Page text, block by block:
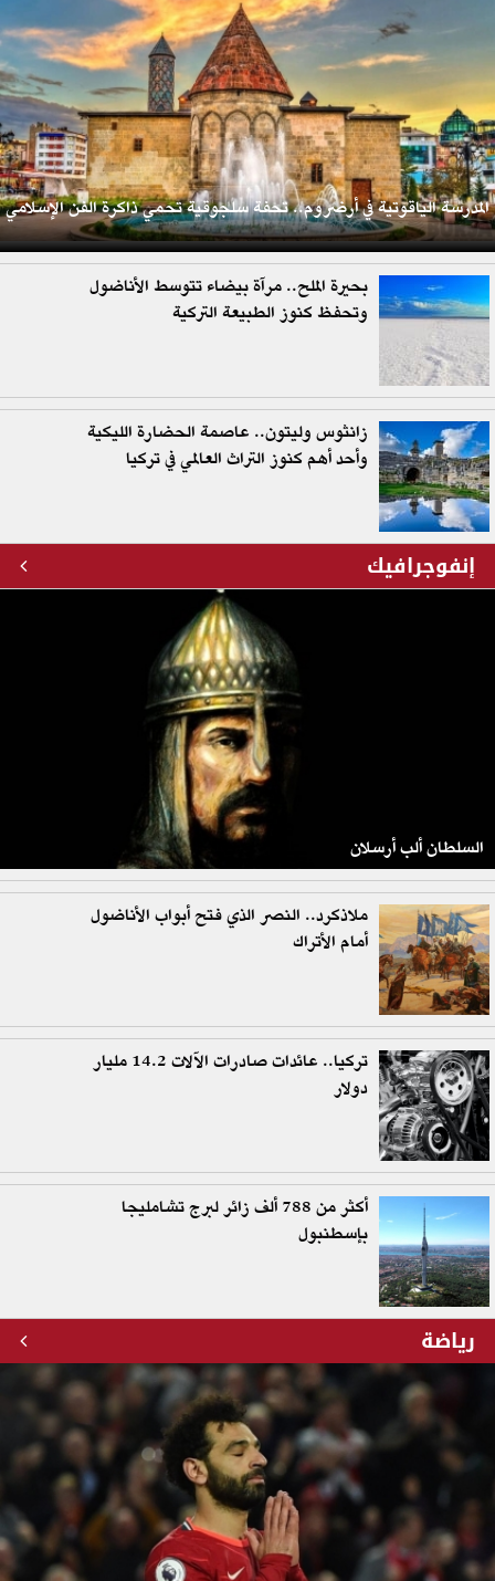
المدرسة الياقوتية في أرضروم.. تحفة سلجوقية تحمي ذاكرة الفن الإسلامي
بحيرة الملح.. مرآة بيضاء تتوسط الأناضول
وتحفظ كنوز الطبيعة التركية
زانثوس وليتون.. عاصمة الحضارة الليكية
وأحد أهم كنوز التراث العالمي في تركيا
إنفوجرافيك
السلطان ألب أرسلان
ملاذكرد.. النصر الذي فتح أبواب الأناضول
أمام الأتراك
تركيا.. عائدات صادرات الآلات 14.2 مليار
دولار
أكثر من 788 ألف زائر لبرج تشامليجا
بإسطنبول
رياضة